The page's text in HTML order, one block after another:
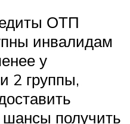
ОТП
инвалидам
у
2 группы,
шансы получить